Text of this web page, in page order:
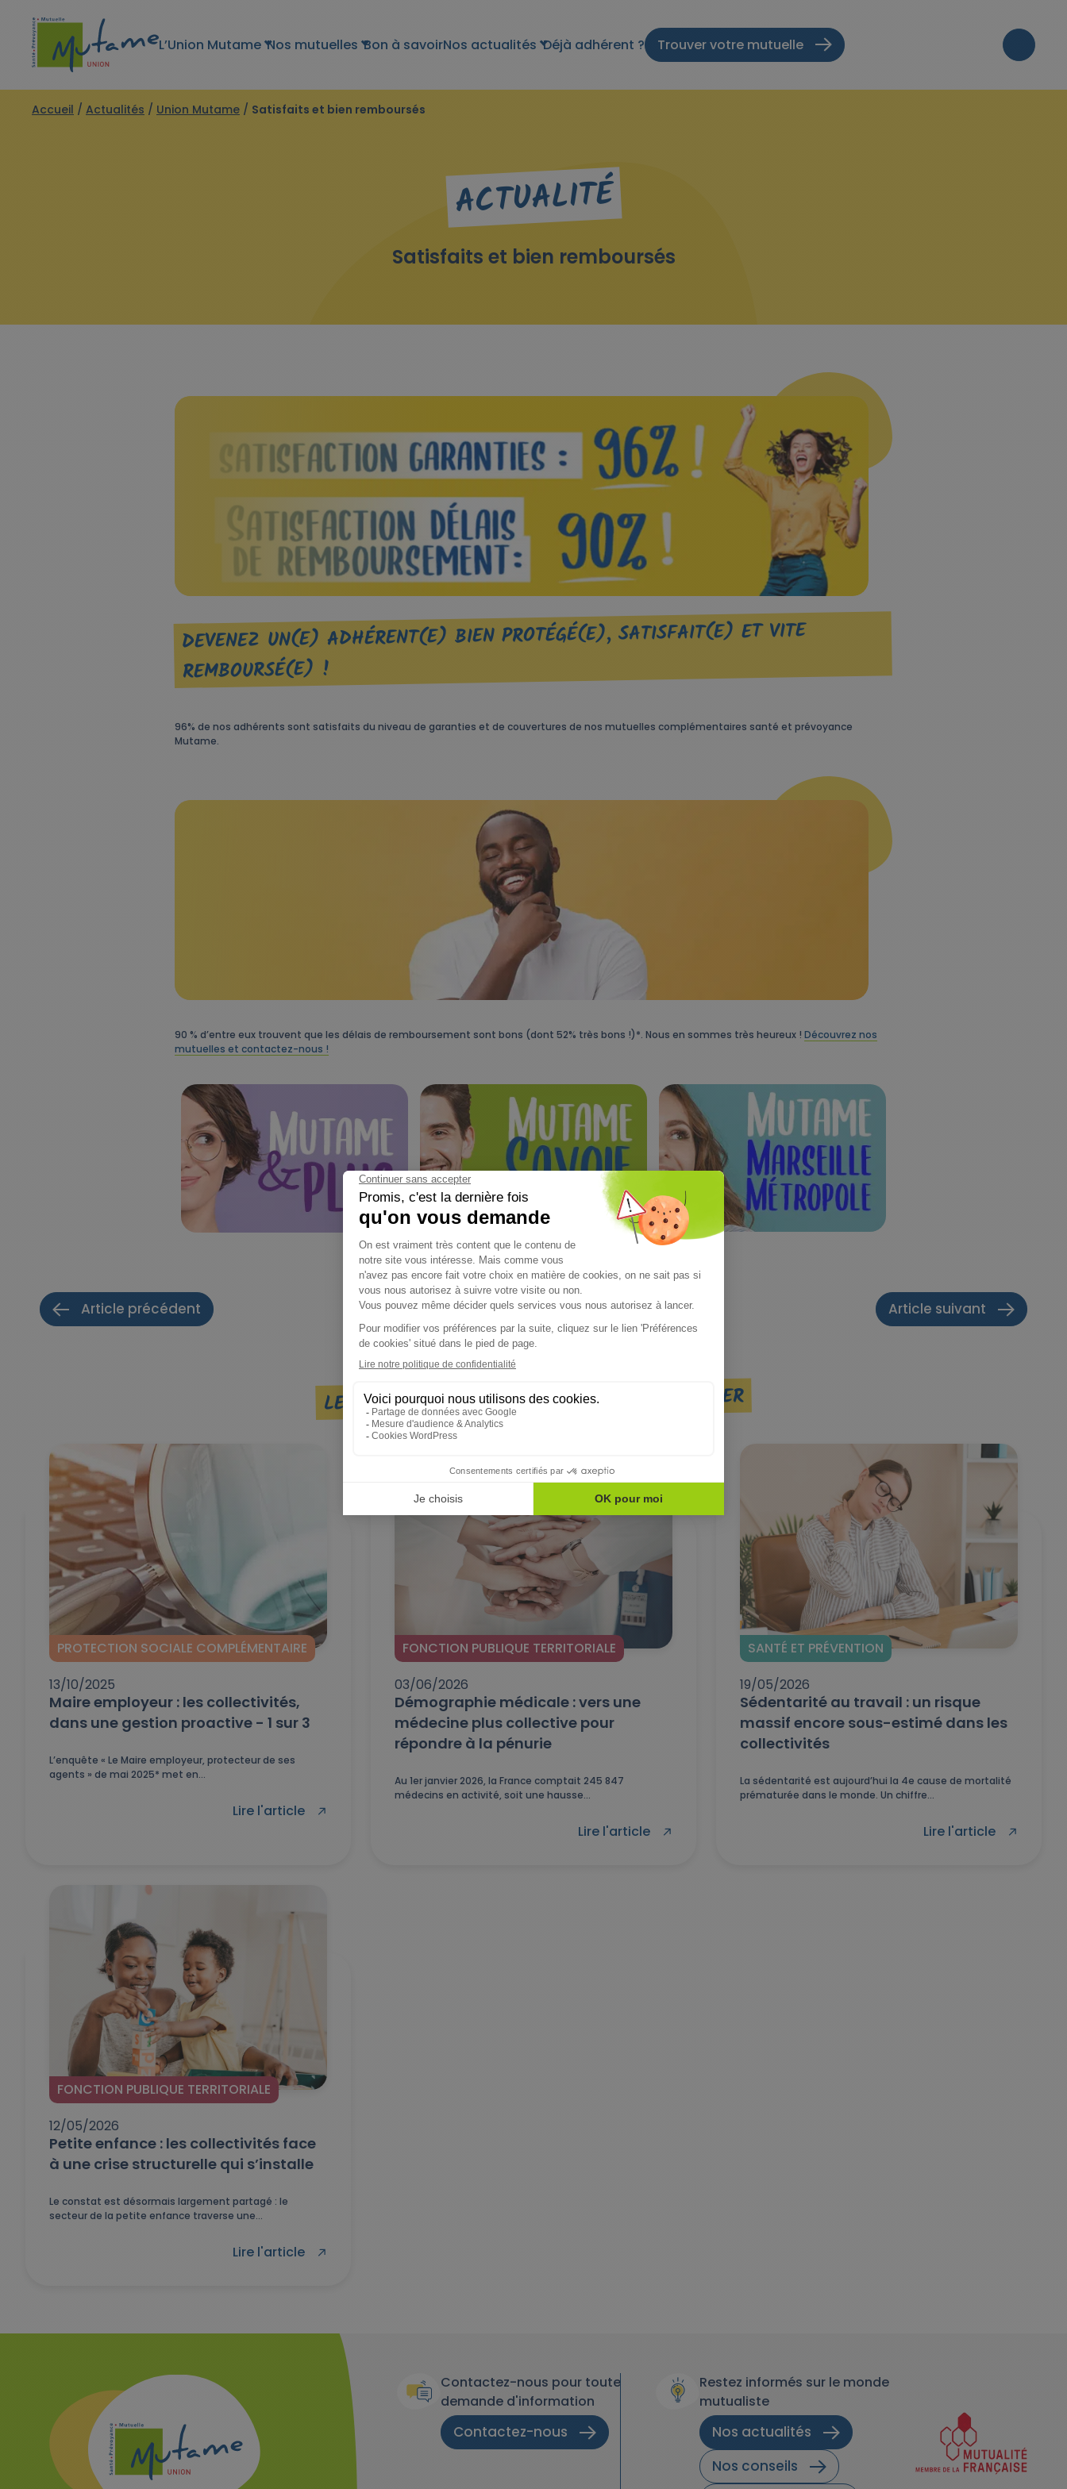
L’Union Mutame Nos mutuelles Bon à savoirNos actualités Déjà adhérent ? Trouver votre mutuelle
Accueil / Actualités / Union Mutame / Satisfaits et bien remboursés
ACTUALITÉ
Satisfaits et bien remboursés
DEVENEZ UN(E) ADHÉRENT(E) BIEN PROTÉGÉ(E), SATISFAIT(E) ET VITE
REMBOURSÉ(E) !
96% de nos adhérents sont satisfaits du niveau de garanties et de couvertures de nos mutuelles complémentaires santé et prévoyance
Mutame.
90 % d’entre eux trouvent que les délais de remboursement sont bons (dont 52% très bons !)*. Nous en sommes très heureux ! Découvrez nos
mutuelles et contactez-nous !
Article précédent Article suivant
LES ACTUALITÉS QUI PEUVENT VOUS INTÉRESSER
PROTECTION SOCIALE COMPLÉMENTAIRE
13/10/2025
Maire employeur : les collectivités,
dans une gestion proactive - 1 sur 3
L’enquête « Le Maire employeur, protecteur de ses
agents » de mai 2025* met en...
Lire l'article
FONCTION PUBLIQUE TERRITORIALE
03/06/2026
Démographie médicale : vers une
médecine plus collective pour
répondre à la pénurie
Au 1er janvier 2026, la France comptait 245 847
médecins en activité, soit une hausse...
Lire l'article
SANTÉ ET PRÉVENTION
19/05/2026
Sédentarité au travail : un risque
massif encore sous-estimé dans les
collectivités
La sédentarité est aujourd’hui la 4e cause de mortalité
prématurée dans le monde. Un chiffre...
Lire l'article
FONCTION PUBLIQUE TERRITORIALE
12/05/2026
Petite enfance : les collectivités face
à une crise structurelle qui s’installe
Le constat est désormais largement partagé : le
secteur de la petite enfance traverse une...
Lire l'article
Contactez-nous pour toute
demande d'information
Contactez-nous
Restez informés sur le monde
mutualiste
Nos actualités
Nos conseils